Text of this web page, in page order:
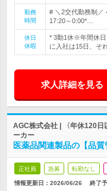
勤務
時間
# ＼2交代勤務制／
17:20～0:00*…
休日
休暇
* 3勤1休※年間休日
に入社は15日、そ
求人詳細を見る
AGC株式会社 | 〈年休120日
ーカー
医薬品関連製品の【品
正社員 急募 転勤なし
情報更新日：2026/06/26 終了